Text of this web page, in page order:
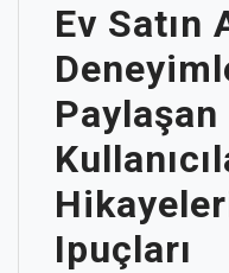
Ev Satın
Ipuçları